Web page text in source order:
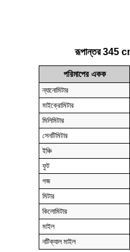
রূপান্তর 345
পরিমাপের একক
ন্যানোমিটার
মাইক্রোমিটার
মিলিমিটার
সেনটিমিটার
ইঞ্চি
ফুট
গজ
মিটার
কিলোমিটার
মাইল
নটিক্যাল মাইল